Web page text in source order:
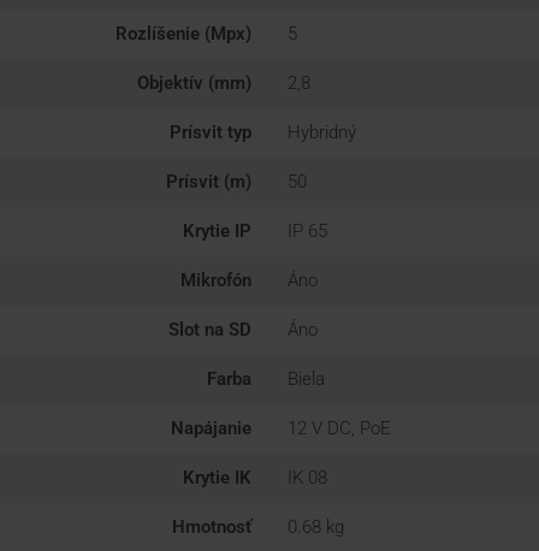
Rozlíšenie (Mpx) 5
Objektív (mm) 2,8
Prísvit typ Hybridný
Prísvit (m) 50
Krytie IP IP 65
Mikrofón Áno
Slot na SD Áno
Farba Biela
Napájanie 12 V DC, PoE
Krytie IK IK 08
Hmotnosť 0.68 kg